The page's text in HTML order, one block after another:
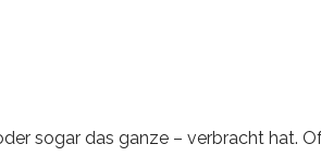
sogar das ganze – verbracht hat.